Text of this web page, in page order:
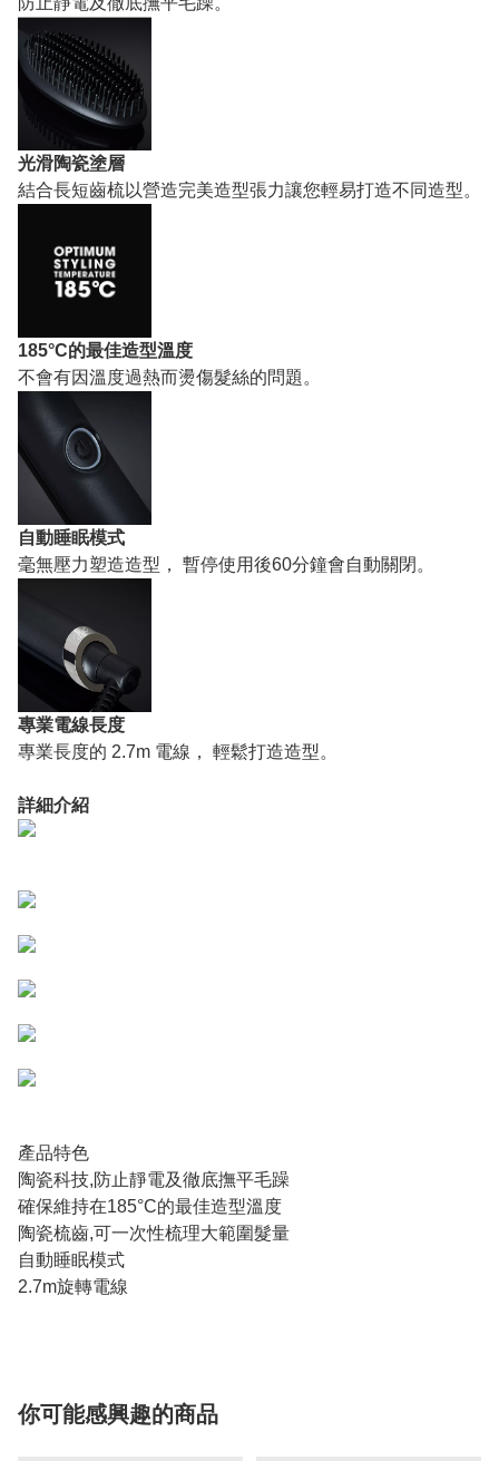
光滑陶瓷塗層
結合長短齒梳以營造完美造型張力讓您輕易打造不同造型。
185°C的最佳造型溫度
不會有因溫度過熱而燙傷髮絲的問題。
自動睡眠模式
毫無壓力塑造造型， 暫停使用後60分鐘會自動關閉。
專業電線長度
專業長度的 2.7m 電線， 輕鬆打造造型。
詳細介紹
產品特色
陶瓷科技,防止靜電及徹底撫平毛躁
確保維持在185°C的最佳造型溫度
陶瓷梳齒,可一次性梳理大範圍髮量
自動睡眠模式
2.7m旋轉電線
你可能感興趣的商品